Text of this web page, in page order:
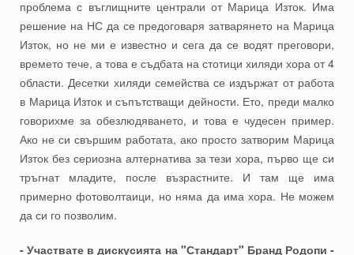
проблема с въглищните централи от Марица Изток. Има
решение на НС да се предоговаря затварянето на Марица
Изток, но не ми е известно и сега да се водят преговори,
времето тече, а това е съдбата на стотици хиляди хора от 4
области. Десетки хиляди семейства се издържат от работа
в Марица Изток и съпътстващи дейности. Ето, преди малко
говорихме за обезлюдяването, и това е чудесен пример.
Ако не си свършим работата, ако просто затворим Марица
Изток без сериозна алтернатива за тези хора, първо ще си
тръгнат младите, после възрастните. И там ще има
примерно фотоволтаици, но няма да има хора. Не можем
да си го позволим.
- Участвате в дискусията на "Стандарт" Бранд Родопи -